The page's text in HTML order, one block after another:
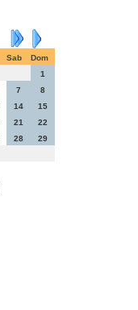
Sab
Dom
1
7
8
14
15
21
22
28
29